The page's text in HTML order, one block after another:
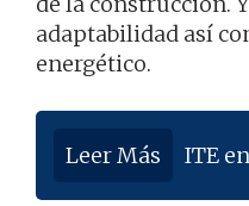
adaptabilidad así
energético.
Leer Más ITE